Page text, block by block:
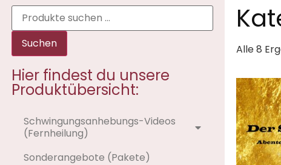
Suchen
Hier findest du unsere
Produktübersicht:
Schwingungsanhebungs-Videos
(Fernheilung)
Sonderangebote (Pakete)
Alle 8